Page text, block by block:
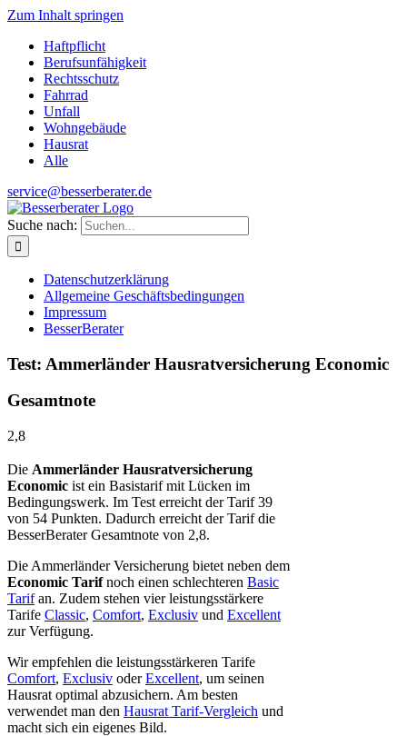
Zum Inhalt springen
Haftpflicht
Berufsunfähigkeit
Rechtsschutz
Fahrrad
Unfall
Wohngebäude
Hausrat
Alle
service@besserberater.de
Suche nach:
Datenschutzerklärung
Allgemeine Geschäftsbedingungen
Impressum
BesserBerater
Test: Ammerländer Hausratversicherung Economic
Gesamtnote
2,8
Die Ammerländer Hausratversicherung
Economic ist ein Basistarif mit Lücken im
Bedingungswerk. Im Test erreicht der Tarif 39
von 54 Punkten. Dadurch erreicht der Tarif die
BesserBerater Gesamtnote von 2,8.
Die Ammerländer Versicherung bietet neben dem
Economic Tarifnoch einen schlechteren Basic
Tarifan. Zudem stehen vier leistungsstärkere
Tarife Classic, Comfort, Exclusiv und Excellent
zur Verfügung.
Wir empfehlen die leistungsstärkeren Tarife
Comfort, Exclusiv oderExcellent, um seinen
Hausrat optimal abzusichern. Am besten
verwendet man den Hausrat Tarif-Vergleich und
macht sich ein eigenes Bild.